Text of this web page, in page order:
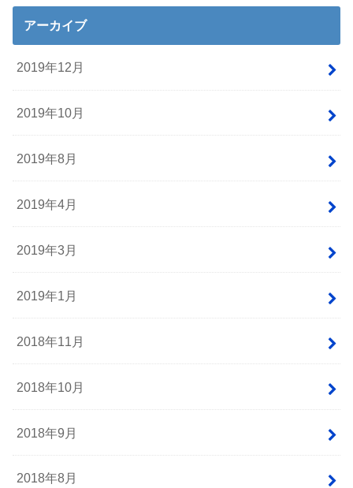
アーカイブ
2019年12月
2019年10月
2019年8月
2019年4月
2019年3月
2019年1月
2018年11月
2018年10月
2018年9月
2018年8月